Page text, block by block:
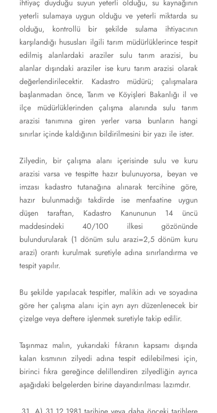
ihtiyaç duyduğu suyun yeterli olduğu, su kaynağının
yeterli sulamaya uygun olduğu ve yeterli miktarda su
olduğu, kontrollü bir şekilde sulama ihtiyacının
karşılandığı hususları ilgili tarım müdürlüklerince tespit
edilmiş alanlardaki araziler sulu tarım arazisi, bu
alanlar dışındaki araziler ise kuru tarım arazisi olarak
değerlendirilecektir. Kadastro müdürü; çalışmalara
başlanmadan önce, Tarım ve Köyişleri Bakanlığı il ve
ilçe müdürlüklerinden çalışma alanında sulu tarım
arazisi tanımına giren yerler varsa bunların hangi
sınırlar içinde kaldığının bildirilmesini bir yazı ile ister.
Zilyedin, bir çalışma alanı içerisinde sulu ve kuru
arazisi varsa ve tespitte hazır bulunuyorsa, beyan ve
imzası kadastro tutanağına alınarak tercihine göre,
hazır bulunmadığı takdirde ise menfaatine uygun
düşen taraftan, Kadastro Kanununun 14 üncü
maddesindeki 40/100 ilkesi gözönünde
bulundurularak (1 dönüm sulu arazi=2,5 dönüm kuru
arazi) orantı kurulmak suretiyle adına sınırlandırma ve
tespit yapılır.
Bu şekilde yapılacak tespitler, malikin adı ve soyadına
göre her çalışma alanı için ayrı ayrı düzenlenecek bir
çizelge veya deftere işlenmek suretiyle takip edilir.
Taşınmaz malın, yukarıdaki fıkranın kapsamı dışında
kalan kısmının zilyedi adına tespit edilebilmesi için,
birinci fıkra gereğince delillendiren zilyedliğin ayrıca
aşağıdaki belgelerden birine dayandırılması lazımdır.